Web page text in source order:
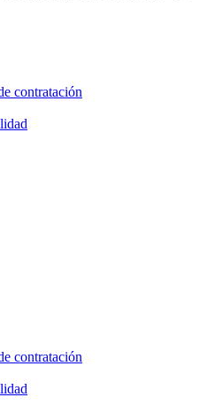
contratación
contratación